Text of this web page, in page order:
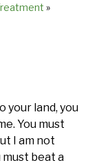
»
your land, you
You must
I am not
must beat a